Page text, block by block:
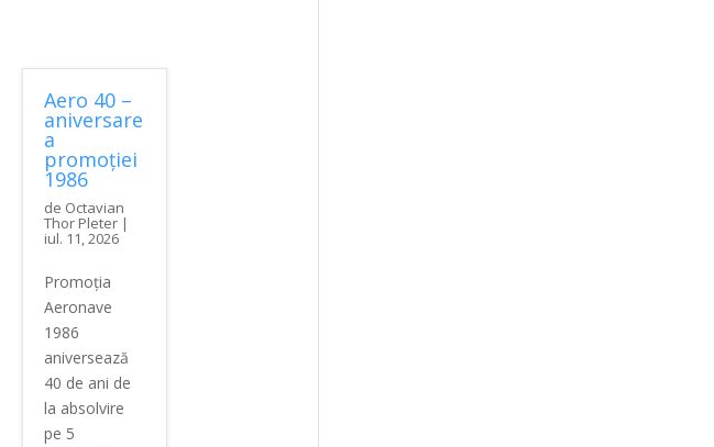
Aero 40 –
aniversare
a
promoției
1986
de Octavian
Thor Pleter|
iul. 11, 2026
Promoția
Aeronave
1986
aniversează
40 de ani de
la absolvire
pe 5